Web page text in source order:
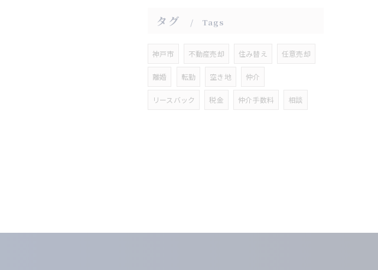
タグ Tags
神戸市 不動産売却 住み替え 任意売却
離婚 転勤 空き地 仲介
リースバック 税金 仲介手数料 相談